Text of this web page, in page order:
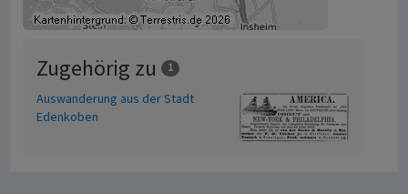
Zugehörig zu 1
Auswanderung aus der Stadt
Edenkoben